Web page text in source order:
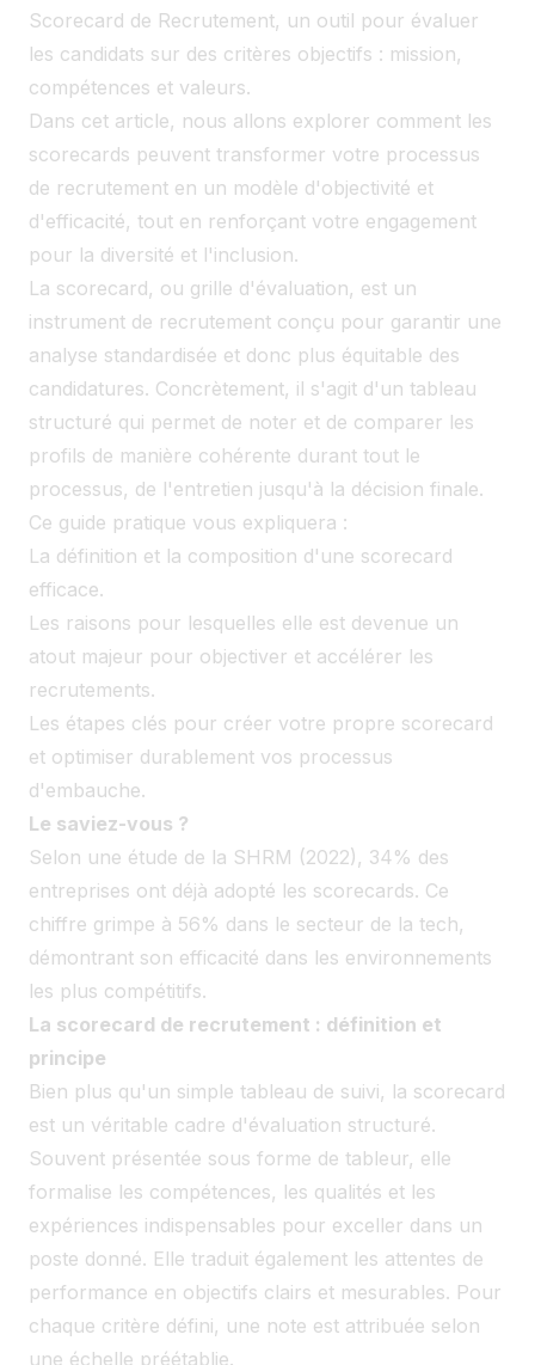
Scorecard de Recrutement, un outil pour évaluer
les candidats sur des critères objectifs : mission,
compétences et valeurs.
Dans cet article, nous allons explorer comment les
scorecards peuvent transformer votre processus
de recrutement en un modèle d'objectivité et
d'efficacité, tout en renforçant votre engagement
pour la diversité et l'inclusion.
La scorecard, ou grille d'évaluation, est un
instrument de recrutement conçu pour garantir une
analyse standardisée et donc plus équitable des
candidatures. Concrètement, il s'agit d'un tableau
structuré qui permet de noter et de comparer les
profils de manière cohérente durant tout le
processus, de l'entretien jusqu'à la décision finale.
Ce guide pratique vous expliquera :
La définition et la composition d'une scorecard
efficace.
Les raisons pour lesquelles elle est devenue un
atout majeur pour objectiver et accélérer les
recrutements.
Les étapes clés pour créer votre propre scorecard
et optimiser durablement vos processus
d'embauche.
Le saviez-vous ?
Selon une étude de la SHRM (2022), 34% des
entreprises ont déjà adopté les scorecards. Ce
chiffre grimpe à 56% dans le secteur de la tech,
démontrant son efficacité dans les environnements
les plus compétitifs.
La scorecard de recrutement : définition et
principe
Bien plus qu'un simple tableau de suivi, la scorecard
est un véritable cadre d'évaluation structuré.
Souvent présentée sous forme de tableur, elle
formalise les compétences, les qualités et les
expériences indispensables pour exceller dans un
poste donné. Elle traduit également les attentes de
performance en objectifs clairs et mesurables. Pour
chaque critère défini, une note est attribuée selon
une échelle préétablie.